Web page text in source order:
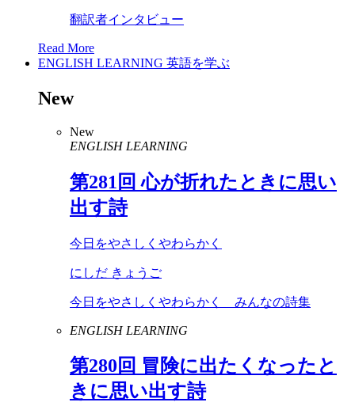
翻訳者インタビュー
Read More
ENGLISH LEARNING 英語を学ぶ
New
New
ENGLISH LEARNING
第281 回 心が折れたときに思い
出す詩
今日をやさしくやわらかく
にしだ きょうご
今日をやさしくやわらかく みんなの詩集
ENGLISH LEARNING
第280回 冒険に出たくなったと
きに思い出す詩